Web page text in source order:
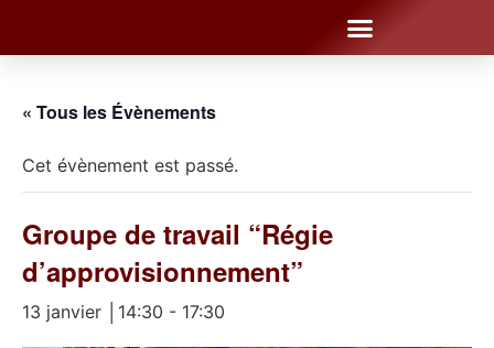
« Tous les Évènements
Cet évènement est passé.
Groupe de travail “Régie
d’approvisionnement”
13 janvier │14:30 - 17:30